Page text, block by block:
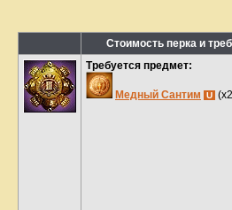
Стоимость перка и
Требуется предмет:
Медный Сантим U